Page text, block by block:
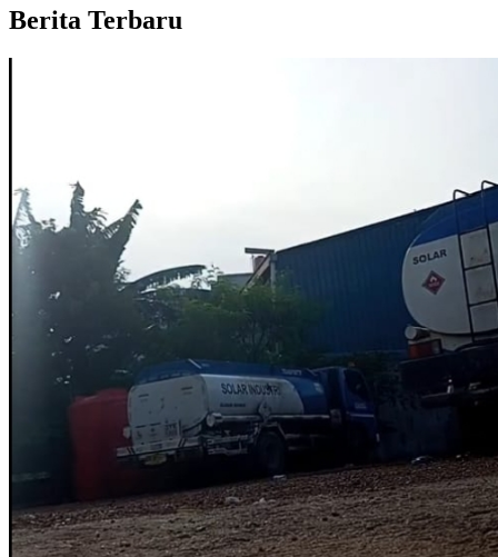
Berita Terbaru